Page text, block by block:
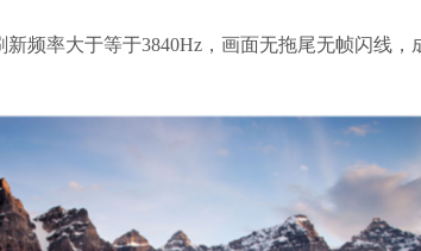
新频率大于等于3840Hz，画面无拖尾无帧闪线